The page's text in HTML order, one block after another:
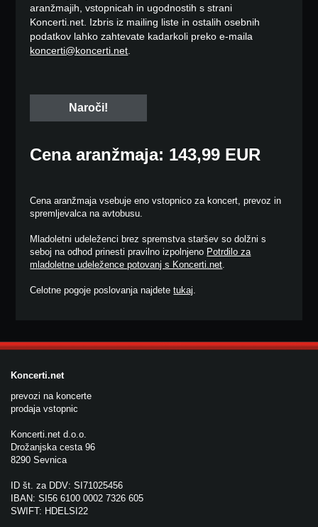
aranžmajih, vstopnicah in ugodnostih s strani
Koncerti.net. Izbris iz mailing liste in ostalih osebnih
podatkov lahko zahtevate kadarkoli preko e-maila
koncerti@koncerti.net.
Cena aranžmaja: 143,99 EUR
Cena aranžmaja vsebuje eno vstopnico za koncert, prevoz in
spremljevalca na avtobusu.
Mladoletni udeleženci brez spremstva staršev so dolžni s
seboj na odhod prinesti pravilno izpolnjeno Potrdilo za
mladoletne udeležence potovanj s Koncerti.net.
Celotne pogoje poslovanja najdetetukaj.
Koncerti.net
prevozi na koncerte
prodaja vstopnic
Koncerti.net d.o.o.
Drožanjska cesta 96
8290 Sevnica
ID št. za DDV: SI71025456
IBAN: SI56 6100 0002 7326 605
SWIFT: HDELSI22